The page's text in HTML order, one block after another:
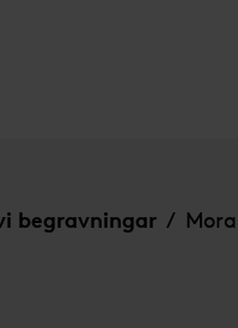
begravningar / Mora